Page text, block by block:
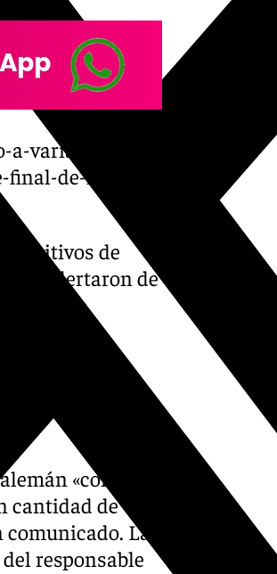
varias-
de-la-copa-
de
alertaron de
siendo
la
«con la
cantidad de
La
responsable